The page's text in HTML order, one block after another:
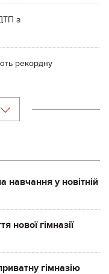
з
рекордну
навчання у новітній
нової гімназії
гімназію